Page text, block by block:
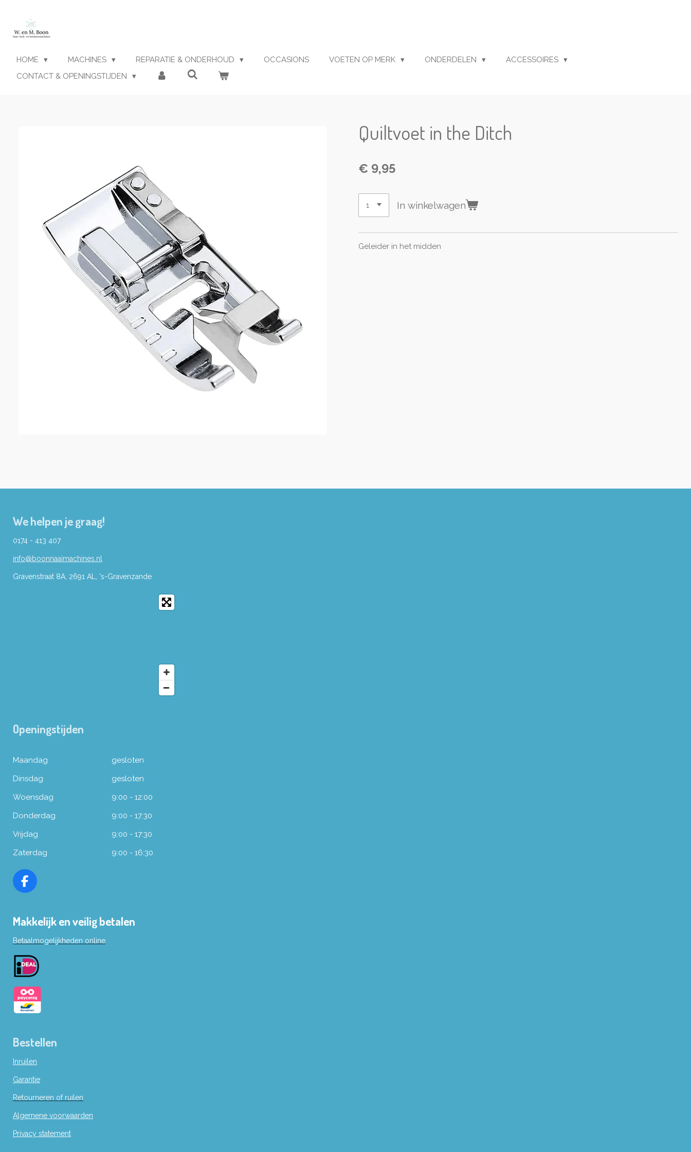
naar
hoofdinhoud
HOME MACHINES REPARATIE & ONDERHOUD OCCASIONS VOETEN OP MERK ONDERDELEN
ACCESSOIRES
CONTACT & OPENINGSTIJDEN
Quiltvoet in the Ditch
€ 9,95
In winkelwagen
Geleider in het midden
We helpen je graag!
0174 - 413 407
info@boonnaaimachines.nl
Gravenstraat 8A, 2691 AL, 's-Gravenzande
Openingstijden
Maandag
gesloten
Dinsdag
gesloten
Woensdag
9:00 - 12:00
Donderdag
9:00 - 17:30
Vrijdag
9:00 - 17:30
Zaterdag
9:00 - 16:30
F
e
o
o
k
Makkelijk en veilig betalen
Betaalmogelijkheden online
Bestellen
Inruilen
Garantie
Retourneren of ruilen
Algemene voorwaarden
Privacy statement